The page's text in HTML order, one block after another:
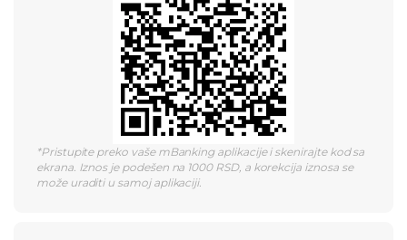
*Pristupite preko vaše mBanking aplikacije i skenirajte kod sa
ekrana. Iznos je podešen na 1000 RSD, a korekcija iznosa se
može uraditi u samoj aplikaciji.